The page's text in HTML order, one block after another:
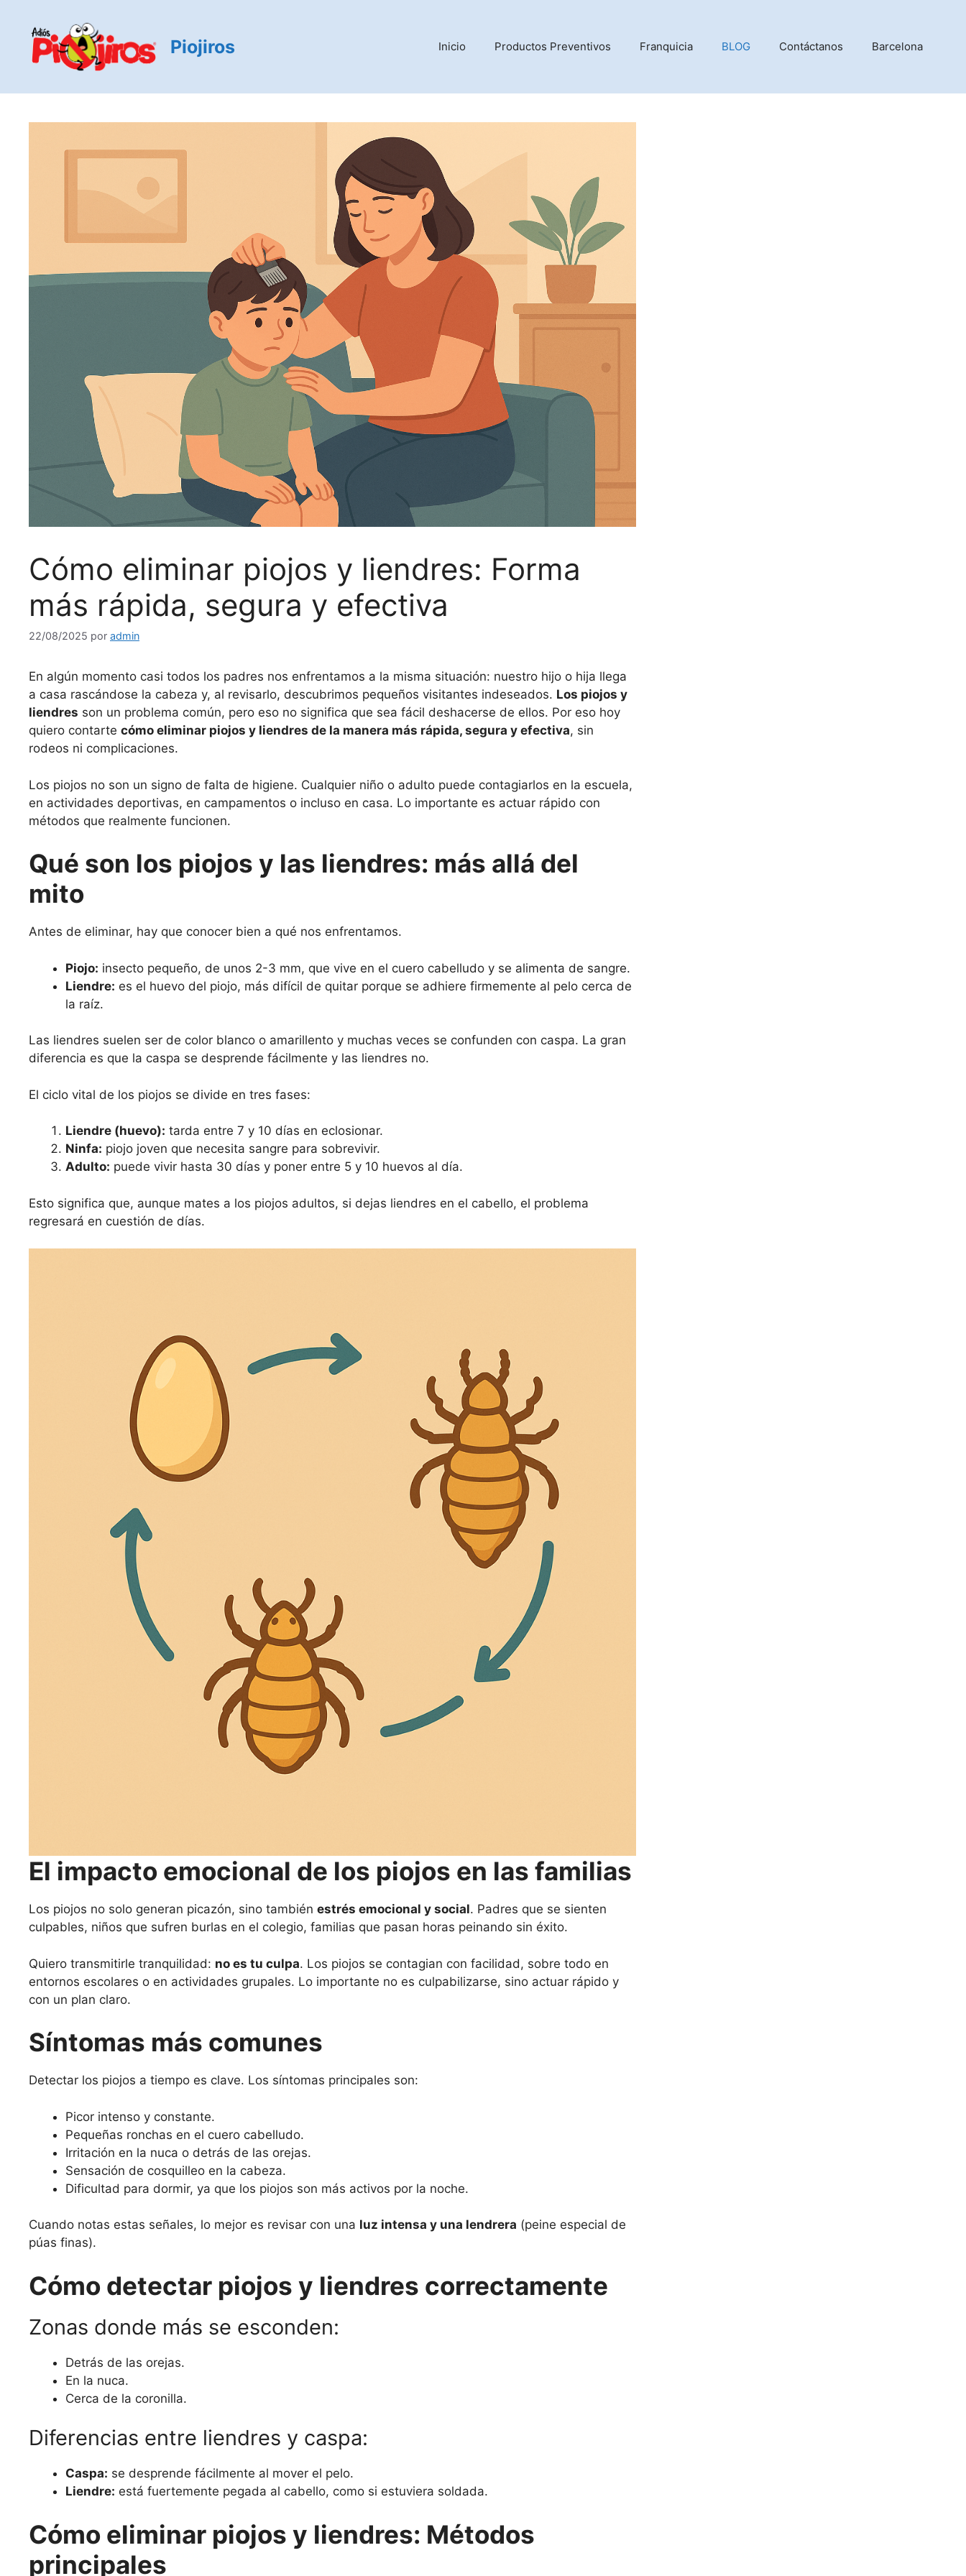
Piojiros Inicio Productos Preventivos Franquicia BLOG Contáctanos Barcelona
Cómo eliminar piojos y liendres: Forma
más rápida, segura y efectiva
22/08/2025 por admin
En algún momento casi todos los padres nos enfrentamos a la misma situación: nuestro hijo o hija llega
a casa rascándose la cabeza y, al revisarlo, descubrimos pequeños visitantes indeseados. Los piojos y
liendres son un problema común, pero eso no significa que sea fácil deshacerse de ellos. Por eso hoy
quiero contarte cómo eliminar piojos y liendres de la manera más rápida, segura y efectiva, sin
rodeos ni complicaciones.
Los piojos no son un signo de falta de higiene. Cualquier niño o adulto puede contagiarlos en la escuela,
en actividades deportivas, en campamentos o incluso en casa. Lo importante es actuar rápido con
métodos que realmente funcionen.
Qué son los piojos y las liendres: más allá del
mito
Antes de eliminar, hay que conocer bien a qué nos enfrentamos.
Piojo: insecto pequeño, de unos 2-3 mm, que vive en el cuero cabelludo y se alimenta de sangre.
Liendre: es el huevo del piojo, más difícil de quitar porque se adhiere firmemente al pelo cerca de
la raíz.
Las liendres suelen ser de color blanco o amarillento y muchas veces se confunden con caspa. La gran
diferencia es que la caspa se desprende fácilmente y las liendres no.
El ciclo vital de los piojos se divide en tres fases:
Liendre (huevo): tarda entre 7 y 10 días en eclosionar.
Ninfa: piojo joven que necesita sangre para sobrevivir.
Adulto: puede vivir hasta 30 días y poner entre 5 y 10 huevos al día.
Esto significa que, aunque mates a los piojos adultos, si dejas liendres en el cabello, el problema
regresará en cuestión de días.
El impacto emocional de los piojos en las familias
Los piojos no solo generan picazón, sino también estrés emocional y social. Padres que se sienten
culpables, niños que sufren burlas en el colegio, familias que pasan horas peinando sin éxito.
Quiero transmitirle tranquilidad: no es tu culpa. Los piojos se contagian con facilidad, sobre todo en
entornos escolares o en actividades grupales. Lo importante no es culpabilizarse, sino actuar rápido y
con un plan claro.
Síntomas más comunes
Detectar los piojos a tiempo es clave. Los síntomas principales son:
Picor intenso y constante.
Pequeñas ronchas en el cuero cabelludo.
Irritación en la nuca o detrás de las orejas.
Sensación de cosquilleo en la cabeza.
Dificultad para dormir, ya que los piojos son más activos por la noche.
Cuando notas estas señales, lo mejor es revisar con una luz intensa y una lendrera (peine especial de
púas finas).
Cómo detectar piojos y liendres correctamente
Zonas donde más se esconden:
Detrás de las orejas.
En la nuca.
Cerca de la coronilla.
Diferencias entre liendres y caspa:
Caspa: se desprende fácilmente al mover el pelo.
Liendre: está fuertemente pegada al cabello, como si estuviera soldada.
Cómo eliminar piojos y liendres: Métodos
principales